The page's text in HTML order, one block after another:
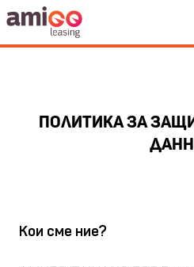
ПОЛИТИКА ЗА
Кои сме ние?